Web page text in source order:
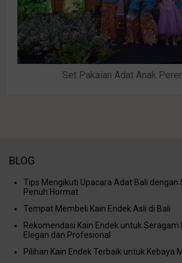
Set Pakaian Adat Anak
BLOG
Tips Mengikuti Upacara Adat Bali dengan
Penuh Hormat
Tempat Membeli Kain Endek Asli di Bali
Rekomendasi Kain Endek untuk Seragam
Elegan dan Profesional
Pilihan Kain Endek Terbaik untuk Kebaya